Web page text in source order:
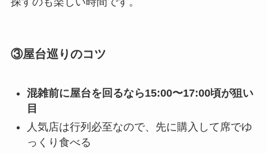
③屋台巡りのコツ
混雑前に屋台を回るなら15:00〜17:00頃が狙い
目
人気店は行列必至なので、先に購入して席でゆ
っくり食べる